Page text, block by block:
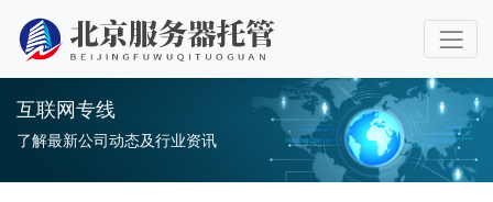
互联网专线
了解最新公司动态及行业资讯